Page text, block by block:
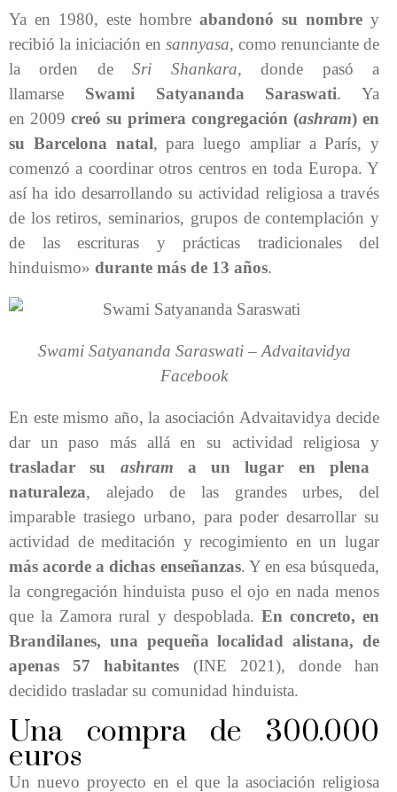
Ya en 1980, este hombre abandonó su nombre y
recibió la iniciación en sannyasa, como renunciante de
la orden deSri Shankara, donde pasó a
llamarse Swami Satyananda Saraswati. Ya
en 2009 creó su primera congregación (ashram) en
su Barcelona natal, para luego ampliar a París, y
comenzó a coordinar otros centros en toda Europa. Y
así ha ido desarrollando su actividad religiosa a través
de los retiros, seminarios, grupos de contemplación y
de las escrituras y prácticas tradicionales del
hinduismo» durante más de 13 años.
Swami Satyananda Saraswati – Advaitavidya
Facebook
En este mismo año, la asociación Advaitavidya decide
dar un paso más allá en su actividad religiosa y
trasladar su ashram a un lugar en plena
naturaleza, alejado de las grandes urbes, del
imparable trasiego urbano, para poder desarrollar su
actividad de meditación y recogimiento en un lugar
más acorde a dichas enseñanzas. Y en esa búsqueda,
la congregación hinduista puso el ojo en nada menos
que la Zamora rural y despoblada. En concreto, en
Brandilanes, una pequeña localidad alistana, de
apenas 57 habitantes (INE 2021), donde han
decidido trasladar su comunidad hinduista.
Una compra de 300.000
euros
Un nuevo proyecto en el que la asociación religiosa